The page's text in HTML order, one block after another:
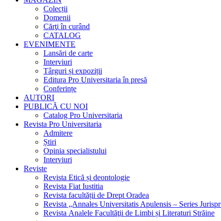
Colecții
Domenii
Cărţi în curând
CATALOG
EVENIMENTE
Lansări de carte
Interviuri
Târguri și expoziții
Editura Pro Universitaria în presă
Conferințe
AUTORI
PUBLICĂ CU NOI
Catalog Pro Universitaria
Revista Pro Universitaria
Admitere
Știri
Opinia specialistului
Interviuri
Reviste
Revista Etică și deontologie
Revista Fiat Iustitia
Revista facultății de Drept Oradea
Revista „Annales Universitatis Apulensis – Series
Revista Analele Facultăţii de Limbi și Literaturi Străine